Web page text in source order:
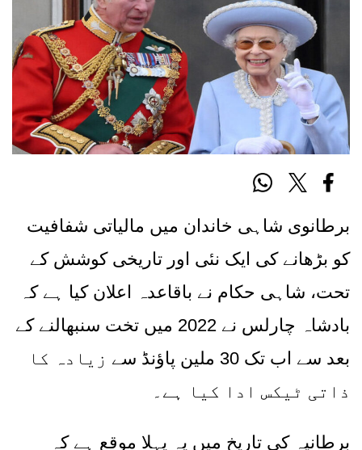
برطانوی شاہی خاندان میں مالیاتی شفافیت
کو بڑھانے کی ایک نئی اور تاریخی کوشش کے
تحت، شاہی حکام نے باقاعدہ اعلان کیا ہے کہ
بادشاہ چارلس نے 2022 میں تخت سنبھالنے کے
بعد سے اب تک 30 ملین پاؤنڈ سے زیادہ کا
ذاتی ٹیکس ادا کیا ہے۔
برطانیہ کی تاریخ میں یہ پہلا موقع ہے کہ